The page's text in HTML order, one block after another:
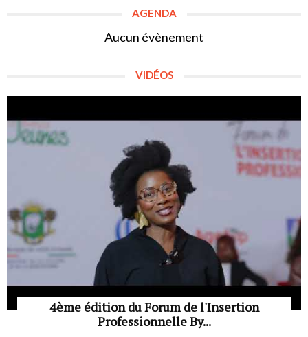
AGENDA
Aucun évènement
VIDÉOS
4ème édition du Forum de l'Insertion
Professionnelle By...